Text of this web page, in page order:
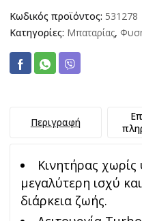
Κωδικός προϊόντος: 531278
Κατηγορίες: Μπαταρίας,
Περιγραφή
Κινητήρας χωρίς
μεγαλύτερη ισχύ
διάρκεια ζωής.